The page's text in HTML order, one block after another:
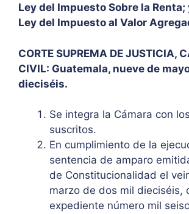
Ley del Impuesto Sobre la Renta;
Ley del Impuesto al Valor
CORTE SUPREMA DE JUSTICIA,
CIVIL: Guatemala, nueve de
dieciséis.
Se integra la Cámara con
suscritos.
En cumplimiento de la
sentencia de amparo
de Constitucionalidad el
marzo de dos mil dieciséis,
expediente número mil